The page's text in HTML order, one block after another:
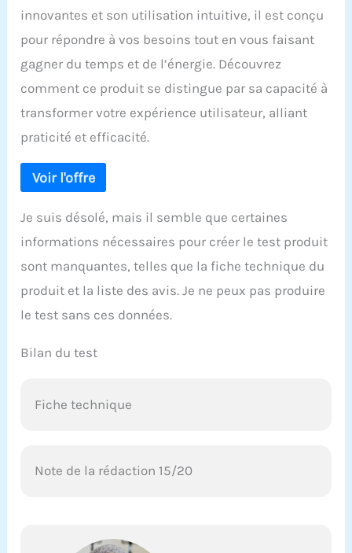
innovantes et son utilisation intuitive, il est conçu
pour répondre à vos besoins tout en vous faisant
gagner du temps et de l’énergie. Découvrez
comment ce produit se distingue par sa capacité à
transformer votre expérience utilisateur, alliant
praticité et efficacité.
Je suis désolé, mais il semble que certaines
informations nécessaires pour créer le test produit
sont manquantes, telles que la fiche technique du
produit et la liste des avis. Je ne peux pas produire
le test sans ces données.
Bilan du test
Fiche technique
Note de la rédaction 15/20